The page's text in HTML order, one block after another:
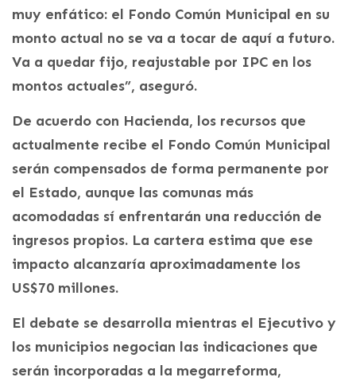
muy enfático: el Fondo Común Municipal en su
monto actual no se va a tocar de aquí a futuro.
Va a quedar fijo, reajustable por IPC en los
montos actuales”, aseguró.
De acuerdo con Hacienda, los recursos que
actualmente recibe el Fondo Común Municipal
serán compensados de forma permanente por
el Estado, aunque las comunas más
acomodadas sí enfrentarán una reducción de
ingresos propios. La cartera estima que ese
impacto alcanzaría aproximadamente los
US$70 millones.
El debate se desarrolla mientras el Ejecutivo y
los municipios negocian las indicaciones que
serán incorporadas a la megarreforma,